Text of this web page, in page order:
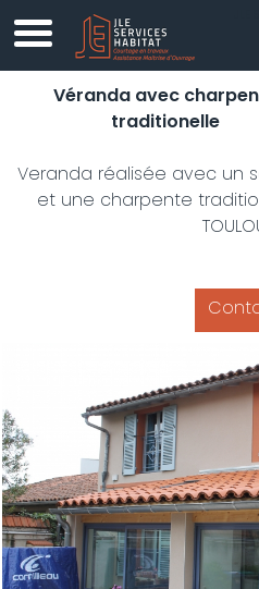
Véranda avec
traditionelle
Veranda réalisée avec un
et une charpente